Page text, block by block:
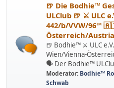
🍺 Die Bodhie™
ULClub 🍺 ⚔ ULC
442/b/VVW/96™
Österreich/
🍺 Bodhie™ ⚔ ULC
Wien/Vienna-
🗣 Der Bodhie™
Moderator: Bodhie™
Schwab